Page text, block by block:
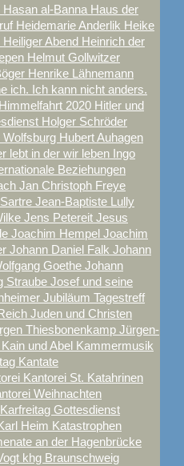
Hasan al-Banna Haus der
Heidemarie Anderlik Heike
Heiliger Abend Heinrich der
Helmut Gollwitzer
Henrike Lähnemann
ich. Ich kann nicht anders.
Himmelfahrt 2020 Hitler und
Holger Schröder
Wolfsburg Hubert Auhagen
lebt in der wir leben Ingo
Beziehungen
Jan Christoph Freye
Jean-Baptiste Lully
Jens Petereit Jesus
Joachim Hempel Joachim
Johann Daniel Falk Johann
Goethe Johann
Straube Josef und seine
Jubiläum Tagestreff
Juden und Christen
Thiesbonenkamp Jürgen-
Kain und Abel Kammermusik
Kantate
Kantorei St. Katahrinen
Weihnachten
Karfreitag Gottesdienst
Heim Katastrophen
an der Hagenbrücke
khg Braunschweig